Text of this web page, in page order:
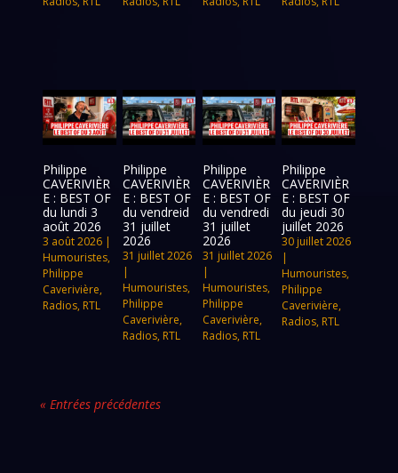
Philippe
CAVERIVIÈR
E : BEST OF
du lundi 3
août 2026
3 août 2026 |
Humouristes,
Philippe
Caverivière,
Radios, RTL
Philippe
CAVERIVIÈR
E : BEST OF
du vendreid
31 juillet
2026
31 juillet 2026
|
Humouristes,
Philippe
Caverivière,
Radios, RTL
Philippe
CAVERIVIÈR
E : BEST OF
du vendredi
31 juillet
2026
31 juillet 2026
|
Humouristes,
Philippe
Caverivière,
Radios, RTL
Philippe
CAVERIVIÈR
E : BEST OF
du jeudi 30
juillet 2026
30 juillet 2026
|
Humouristes,
Philippe
Caverivière,
Radios, RTL
« Entrées précédentes